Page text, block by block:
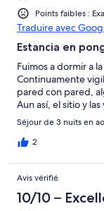
Points faibles :
Traduire avec
Estancia en
Fuimos a dormir a
Continuamente
pared con pared,
Aun así, el sitio y
Séjour de 3 nuits en
2
Avis vérifié
10/10 –